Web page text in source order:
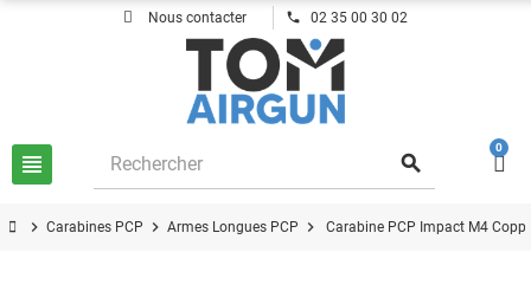
Nous contacter phone 02 35 00 30 02
view_headline search
0
chevron_right Carabines PCP chevron_right Armes Longues PCP chevron_right Carabine PCP Impact M4